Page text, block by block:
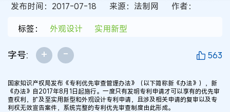
发布时间：2017-07-18 来源：法制网
作者：
标签：
外观设计 实用新型
字号: + - 563
国家知识产权局发布《专利优先审查管理办法》（以下简称新《办法》），新
《办法》自2017年8月1日起施行。一度只有发明专利申请才可以享有的优先审
查权利，扩及至实用新型和外观设计专利申请，且涉及相关申请的复审以及专
利权无效宣告案件，系统完整的专利优先审查制度由此形成。